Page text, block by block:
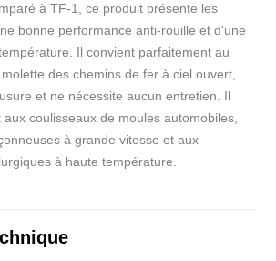
à TF-1, ce produit présente les
bonne performance anti-rouille et d'une
Il convient parfaitement au
des chemins de fer à ciel ouvert,
et ne nécessite aucun entretien. Il
coulisseaux de moules automobiles,
à grande vitesse et aux
à haute température.